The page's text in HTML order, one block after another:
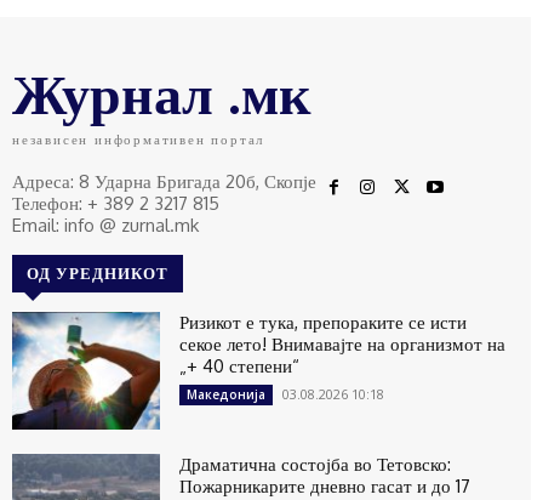
Журнал .мк
независен информативен портал
Адреса: 8 Ударна Бригада 20б, Скопје
Телефон: + 389 2 3217 815
Email: info @ zurnal.mk
ОД УРЕДНИКОТ
Ризикот е тука, препораките се исти
секое лето! Внимавајте на организмот на
„+ 40 степени“
Македонија 03.08.2026 10:18
Драматична состојба во Тетовско:
Пожарникарите дневно гасат и до 17